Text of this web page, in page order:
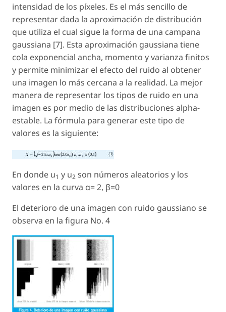
intensidad de los píxeles. Es el más sencillo de
representar dada la aproximación de distribución
que utiliza el cual sigue la forma de una campana
gaussiana [7]. Esta aproximación gaussiana tiene
cola exponencial ancha, momento y varianza finitos
y permite minimizar el efecto del ruido al obtener
una imagen lo más cercana a la realidad. La mejor
manera de representar los tipos de ruido en una
imagen es por medio de las distribuciones alpha-
estable. La fórmula para generar este tipo de
valores es la siguiente:
En donde u1 y u2 son números aleatorios y los
valores en la curva α= 2, β=0
El deterioro de una imagen con ruido gaussiano se
observa en la figura No. 4